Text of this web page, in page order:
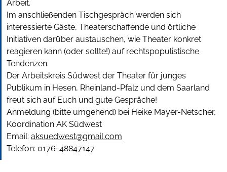
Arbeit.
Im anschließenden Tischgespräch werden sich
interessierte Gäste, Theaterschaffende und örtliche
Initiativen darüber austauschen, wie Theater konkret
reagieren kann (oder sollte!) auf rechtspopulistische
Tendenzen.
Der Arbeitskreis Südwest der Theater für junges
Publikum in Hesen, Rheinland-Pfalz und dem Saarland
freut sich auf Euch und gute Gespräche!
Anmeldung (bitte umgehend) bei Heike Mayer-Netscher,
Koordination AK Südwest
Email: aksuedwest@gmail.com
Telefon: 0176-48847147